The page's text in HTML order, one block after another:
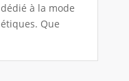
à la mode
Que